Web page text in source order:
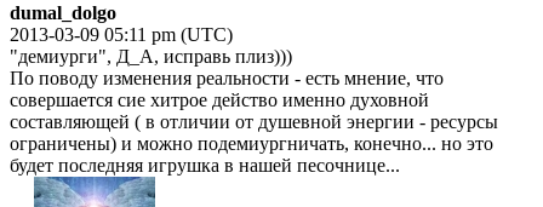
dumal_dolgo
2013-03-09 05:11 pm (UTC)
"демиурги", Д_А, исправь плиз)))
По поводу изменения реальности - есть мнение, что
совершается сие хитрое действо именно духовной
составляющей ( в отличии от душевной энергии - ресурсы
ограничены) и можно подемиургничать, конечно... но это
будет последняя игрушка в нашей песочнице...